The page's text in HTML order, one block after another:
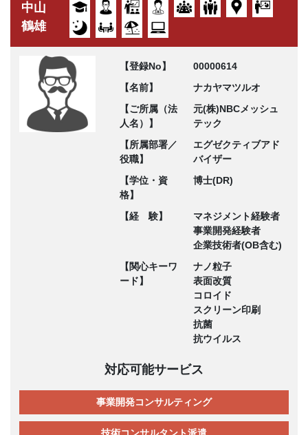
中山
鶴雄
【登録No】
00000614
【名前】
ナカヤマツルオ
【ご所属（法
人名）】
元(株)NBCメッシュ
テック
【所属部署／
役職】
エグゼクティブアド
バイザー
【学位・資
格】
博士(DR)
【経 験】
マネジメント経験者
事業開発経験者
企業技術者(OB含む)
【関心キーワ
ード】
ナノ粒子
表面改質
コロイド
スクリーン印刷
抗菌
抗ウイルス
対応可能サービス
事業開発コンサルティング
技術コンサルタント派遣